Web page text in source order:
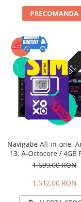
PRECOMANDA
Stoc epuizat
-11%
Navigatie All-in-one,
13, A-Octacore / 4GB
64GB ROM, 7 Inch -
1.699,00 RON
1.512,00 RON